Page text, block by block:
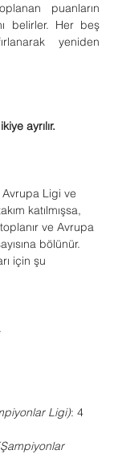
puanların
belirler. Her beş
yeniden
ayrılır.
Ligi ve
katılmışsa,
ve Avrupa
bölünür.
için şu
Ligi): 4